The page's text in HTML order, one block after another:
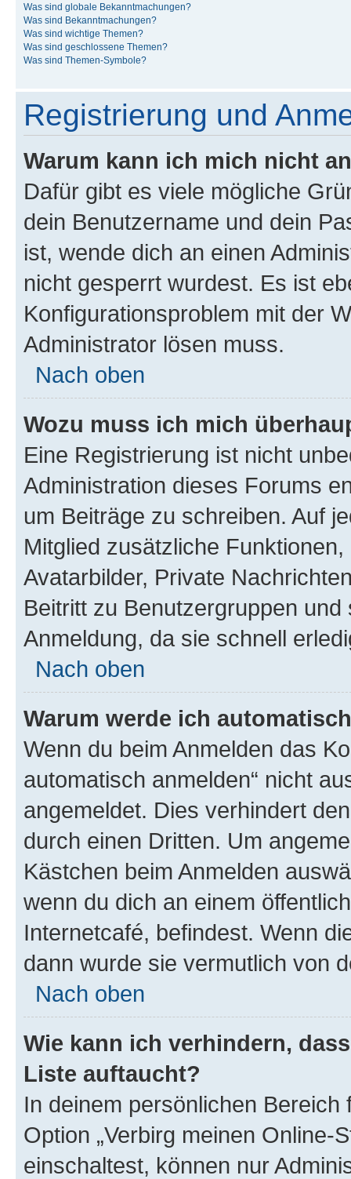
Was sind globale Bekanntmachungen?
Was sind Bekanntmachungen?
Was sind wichtige Themen?
Was sind geschlossene Themen?
Was sind Themen-Symbole?
Registrierung und
Warum kann ich mich nicht
Dafür gibt es viele mögliche
dein Benutzername und dein
ist, wende dich an einen
nicht gesperrt wurdest. Es ist
Konfigurationsproblem mit der
Administrator lösen muss.
Nach oben
Wozu muss ich mich
Eine Registrierung ist nicht
Administration dieses Forums
um Beiträge zu schreiben. Auf
Mitglied zusätzliche
Avatarbilder, Private
Beitritt zu Benutzergruppen
Anmeldung, da sie schnell
Nach oben
Warum werde ich
Wenn du beim Anmelden das
automatisch anmelden“ nicht
angemeldet. Dies verhindert
durch einen Dritten. Um
Kästchen beim Anmelden
wenn du dich an einem
Internetcafé, befindest. Wenn
dann wurde sie vermutlich von
Nach oben
Wie kann ich verhindern,
Liste auftaucht?
In deinem persönlichen
Option „Verbirg meinen Online-
einschaltest, können nur